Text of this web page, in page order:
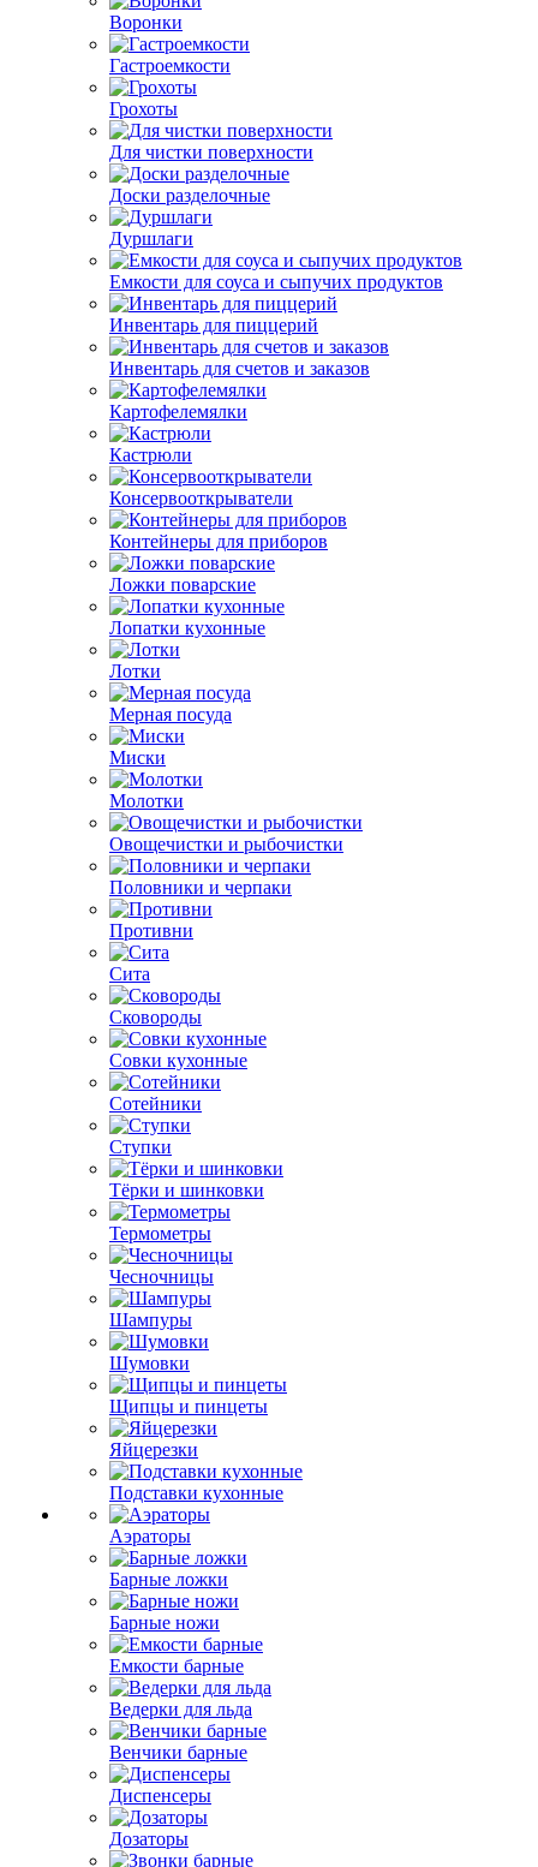
Воронки
Гастроемкости
Грохоты
Для чистки поверхности
Доски разделочные
Дуршлаги
Емкости для соуса и сыпучих продуктов
Инвентарь для пиццерий
Инвентарь для счетов и заказов
Картофелемялки
Кастрюли
Консервооткрыватели
Контейнеры для приборов
Ложки поварские
Лопатки кухонные
Лотки
Мерная посуда
Миски
Молотки
Овощечистки и рыбочистки
Половники и черпаки
Противни
Сита
Сковороды
Совки кухонные
Сотейники
Ступки
Тёрки и шинковки
Термометры
Чесночницы
Шампуры
Шумовки
Щипцы и пинцеты
Яйцерезки
Подставки кухонные
Аэраторы
Барные ложки
Барные ножи
Емкости барные
Ведерки для льда
Венчики барные
Диспенсеры
Дозаторы